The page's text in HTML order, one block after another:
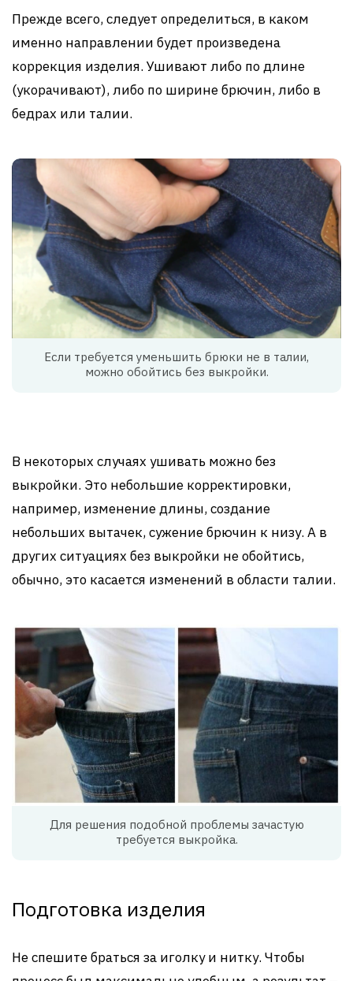
Прежде всего, следует определиться, в каком
именно направлении будет произведена
коррекция изделия. Ушивают либо по длине
(укорачивают), либо по ширине брючин, либо в
бедрах или талии.
Если требуется уменьшить брюки не в талии,
можно обойтись без выкройки.
В некоторых случаях ушивать можно без
выкройки. Это небольшие корректировки,
например, изменение длины, создание
небольших вытачек, сужение брючин к низу. А в
других ситуациях без выкройки не обойтись,
обычно, это касается изменений в области талии.
Для решения подобной проблемы зачастую
требуется выкройка.
Подготовка изделия
Не спешите браться за иголку и нитку. Чтобы